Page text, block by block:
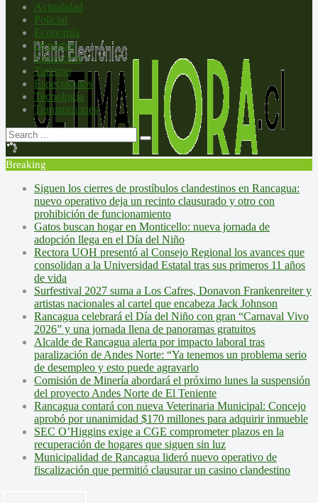
Actualidad
Policial
Economía
Deportes
Educación
Turismo
Espectáculos
Tecnología
Transmisiones
Breaking
Siguen los cierres de prostíbulos clandestinos en Rancagua:
nuevo operativo deja un recinto clausurado y otro con
prohibición de funcionamiento
Gatos buscan hogar en Monticello: nueva jornada de
adopción llega en el Día del Niño
Rectora UOH presentó al Consejo Regional los avances que
consolidan a la Universidad Estatal tras sus primeros 11 años
de vida
Surfestival 2027 suma a Los Cafres, Donavon Frankenreiter y
artistas nacionales al cartel que encabeza Jack Johnson
Rancagua celebrará el Día del Niño con gran “Carnaval Vivo
2026” y una jornada llena de panoramas gratuitos
Alcalde de Rancagua alerta por impacto laboral tras
paralización de Andes Norte: “Ya tenemos un problema serio
de desempleo y esto puede agravarlo
Comisión de Minería abordará el próximo lunes la suspensión
del proyecto Andes Norte de El Teniente
Rancagua contará con nueva Veterinaria Municipal: Concejo
aprobó por unanimidad $170 millones para adquirir inmueble
SEC O’Higgins exige a CGE comprometer plazos en la
recuperación de hogares que siguen sin luz
Municipalidad de Rancagua lideró nuevo operativo de
fiscalización que permitió clausurar un casino clandestino